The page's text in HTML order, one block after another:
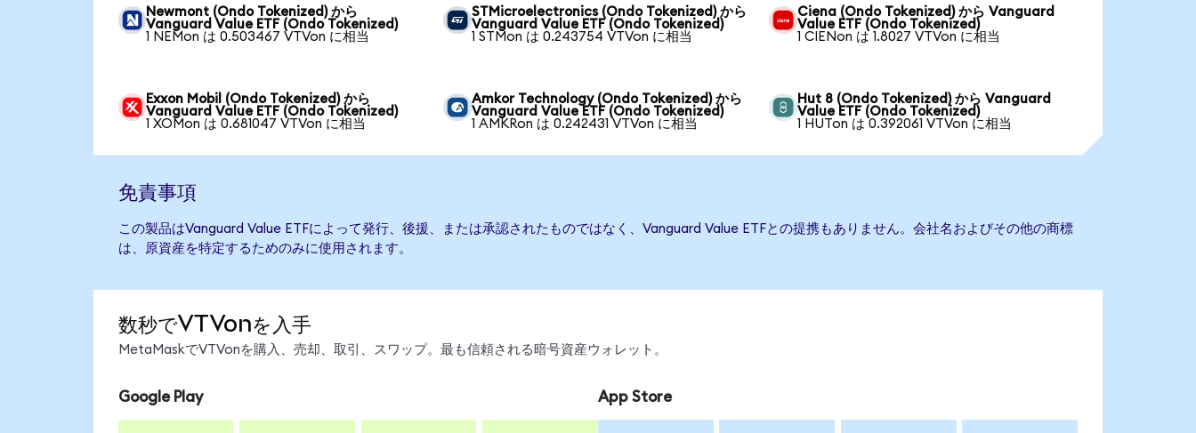
Newmont (Ondo Tokenized) から
Vanguard Value ETF (Ondo Tokenized)
1 NEMon は 0.503467 VTVon に相当
STMicroelectronics (Ondo Tokenized) から
Vanguard Value ETF (Ondo Tokenized)
1 STMon は 0.243754 VTVon に相当
Ciena (Ondo Tokenized) から Vanguard
Value ETF (Ondo Tokenized)
1 CIENon は 1.8027 VTVon に相当
Exxon Mobil (Ondo Tokenized) から
Vanguard Value ETF (Ondo Tokenized)
1 XOMon は 0.681047 VTVon に相当
Amkor Technology (Ondo Tokenized) から
Vanguard Value ETF (Ondo Tokenized)
1 AMKRon は 0.242431 VTVon に相当
Hut 8 (Ondo Tokenized) から Vanguard
Value ETF (Ondo Tokenized)
1 HUTon は 0.392061 VTVon に相当
免責事項
この製品はVanguard Value ETFによって発行、後援、または承認されたものではなく、Vanguard Value ETFとの提携もありません。会社名およびその他の商標
は、原資産を特定するためのみに使用されます。
数秒でVTVonを入手
MetaMaskでVTVonを購入、売却、取引、スワップ。最も信頼される暗号資産ウォレット。
Google Play App Store